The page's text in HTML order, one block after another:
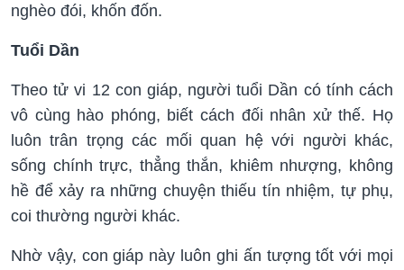
nghèo đói, khốn đốn.
Tuổi Dần
Theo tử vi 12 con giáp, người tuổi Dần có tính cách
vô cùng hào phóng, biết cách đối nhân xử thế. Họ
luôn trân trọng các mối quan hệ với người khác,
sống chính trực, thẳng thắn, khiêm nhượng, không
hề để xảy ra những chuyện thiếu tín nhiệm, tự phụ,
coi thường người khác.
Nhờ vậy, con giáp này luôn ghi ấn tượng tốt với mọi